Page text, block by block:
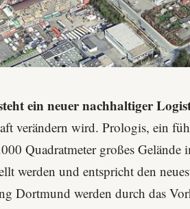
ein neuer nachhaltiger
verändern wird.Prologis, ein
Quadratmeter großes
werden und entspricht den
Dortmund werden durch das